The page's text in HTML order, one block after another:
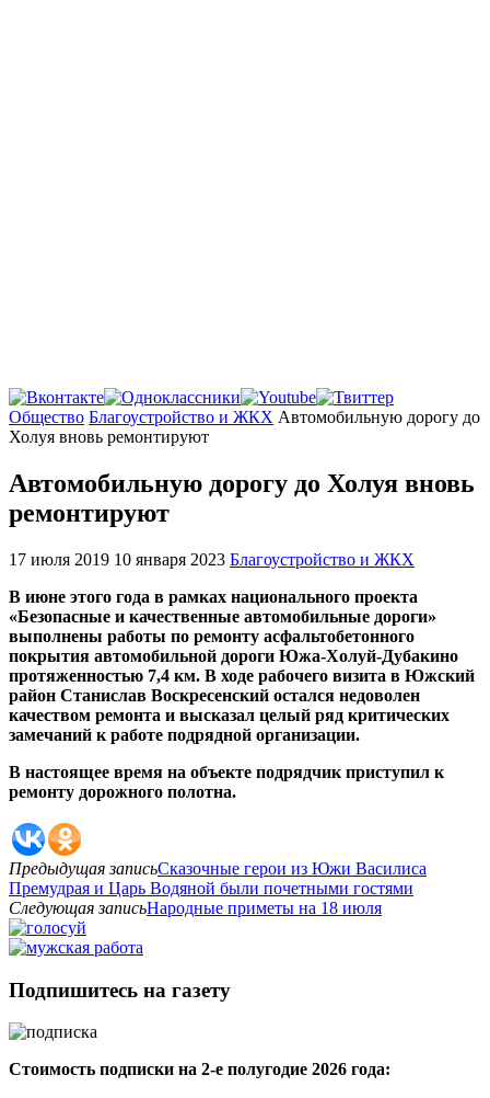
Главная
Общество Благоустройство и ЖКХ Автомобильную дорогу до
Холуя вновь ремонтируют
Автомобильную дорогу до Холуя вновь
ремонтируют
17 июля 2019 10 января 2023 Благоустройство и ЖКХ
В июне этого года в рамках национального проекта
«Безопасные и качественные автомобильные дороги»
выполнены работы по ремонту асфальтобетонного
покрытия автомобильной дороги Южа-Холуй-Дубакино
протяженностью 7,4 км. В ходе рабочего визита в Южский
район Станислав Воскресенский остался недоволен
качеством ремонта и высказал целый ряд критических
замечаний к работе подрядной организации.
В настоящее время на объекте подрядчик приступил к
ремонту дорожного полотна.
Предыдущая записьСказочные герои из Южи Василиса
Премудрая и Царь Водяной были почетными гостями
Следующая записьНародные приметы на 18 июля
Подпишитесь на газету
Стоимость подписки на 2-е полугодие 2026 года: